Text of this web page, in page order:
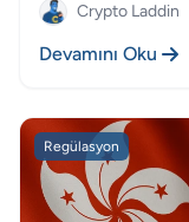
Crypto Laddin
Devamını Oku
Regülasyon